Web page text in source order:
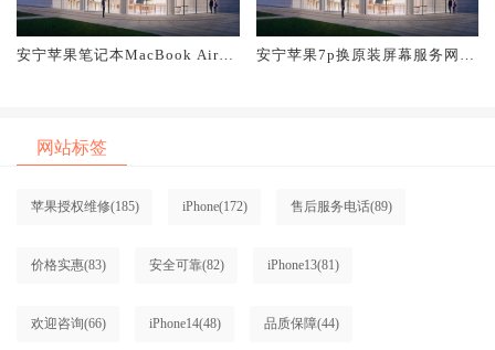
安宁苹果笔记本MacBook Air换
安宁苹果7p换原装屏幕服务网点
网站标签
苹果授权维修(185) iPhone(172) 售后服务电话(89)
价格实惠(83) 安全可靠(82) iPhone13(81)
欢迎咨询(66) iPhone14(48) 品质保障(44)